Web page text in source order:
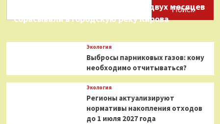
Поиск
Нефтепродукты на протяжении двух месяцев
сбрасывали в городскую реку Кирова
Экология
Выбросы парниковых газов: кому
необходимо отчитываться?
Экология
Регионы актуализируют
нормативы накопления отходов
до 1 июля 2027 года